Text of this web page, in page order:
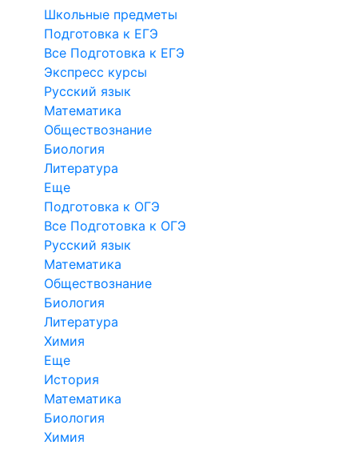
Школьные предметы
Подготовка к ЕГЭ
Все Подготовка к ЕГЭ
Экспресс курсы
Русский язык
Математика
Обществознание
Биология
Литература
Еще
Подготовка к ОГЭ
Все Подготовка к ОГЭ
Русский язык
Математика
Обществознание
Биология
Литература
Химия
Еще
История
Математика
Биология
Химия